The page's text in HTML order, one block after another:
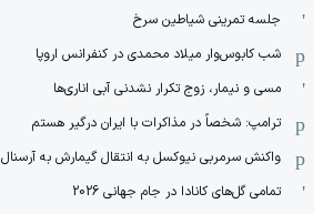
جلسه تمرینی شیاطین سرخ
شب کابوس‌وار میلاد محمدی در کنفرانس اروپا
مسی و نیمار، زوج تکرار نشدنی آبی اناری‌ها
ترامپ: شخصاً در مذاکرات با ایران درگیر هستم
واکنش سرمربی نیوکسل به انتقال گیمارش به آرسنال
تمامی گل‌های کانادا در جام جهانی 2026